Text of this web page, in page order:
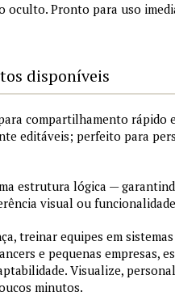
oculto. Pronto para uso
disponíveis
compartilhamento rápido
editáveis; perfeito para
estrutura lógica —
visual ou
treinar equipes em
e pequenas empresas,
Visualize,
minutos.